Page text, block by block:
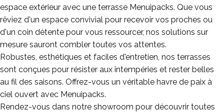
espace extérieur avec une terrasse Menuipacks. Que vous
rêviez d'un espace convivial pour recevoir vos proches ou
d'un coin détente pour vous ressourcer, nos solutions sur
mesure sauront combler toutes vos attentes.
Robustes, esthétiques et faciles d'entretien, nos terrasses
sont conçues pour résister aux intempéries et rester belles
au fil des saisons. Offrez-vous un véritable havre de paix à
ciel ouvert avec Menuipacks.
Rendez-vous dans notre showroom pour découvrir toutes